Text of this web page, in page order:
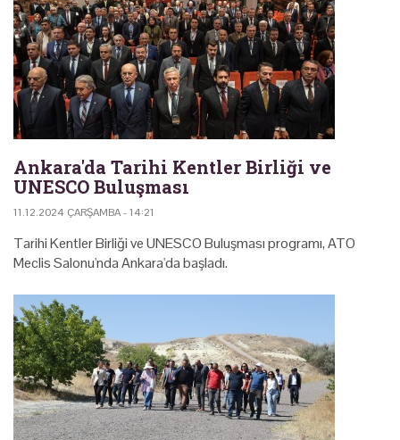
Ankara'da Tarihi Kentler Birliği ve
UNESCO Buluşması
11.12.2024 ÇARŞAMBA - 14:21
Tarihi Kentler Birliği ve UNESCO Buluşması programı, ATO
Meclis Salonu'nda Ankara'da başladı.